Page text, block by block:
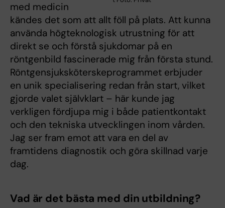
med medicin
kändes det som att allt föll på plats. Att kunna
använda högteknologisk utrustning för att
direkt se och förstå sjukdomar på en
röntgenbild fascinerade mig från första stund.
Röntgensjuksköterskeprogrammet erbjuder
en unik specialisering redan från start, vilket
gjorde valet självklart – här kunde jag
verkligen fördjupa mig i både patientkontakt
och den tekniska utvecklingen inom vården.
Jag ser fram emot att vara en del av
framtidens diagnostik och göra skillnad varje
dag.
Vad är det bästa med din utbildning?